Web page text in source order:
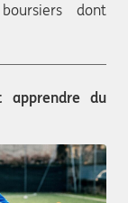
dont
apprendre du